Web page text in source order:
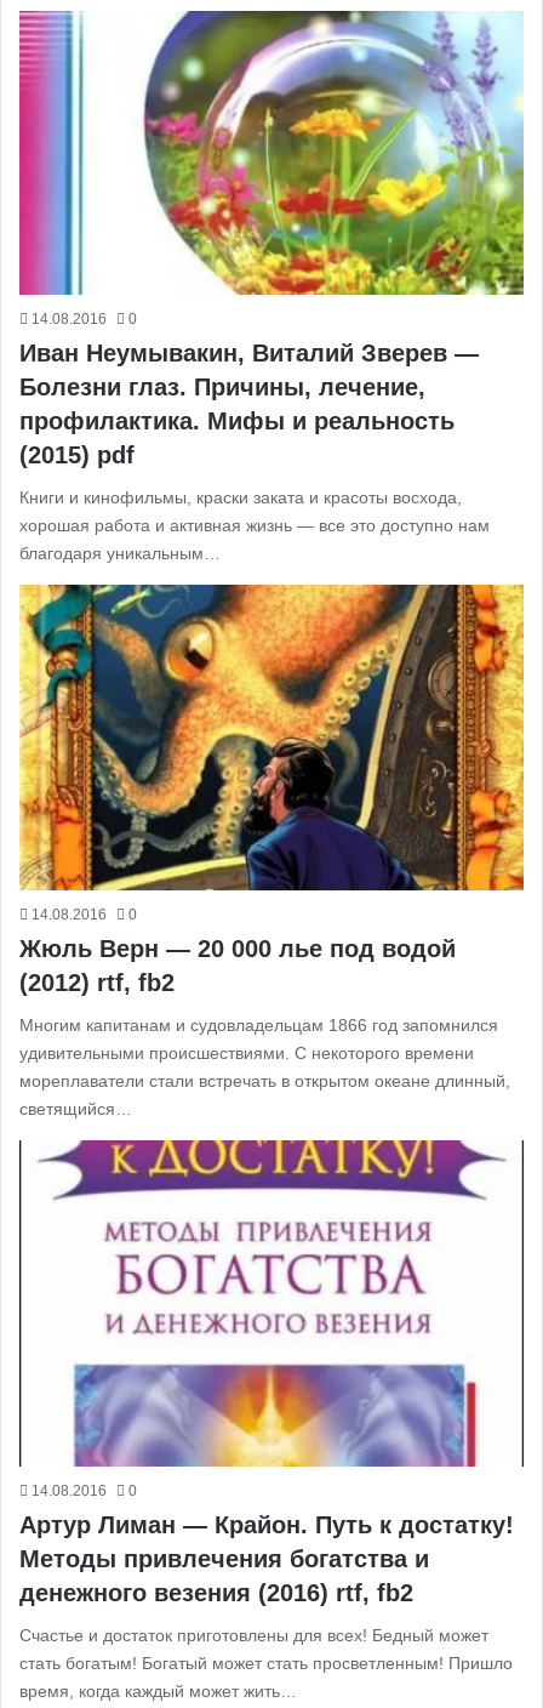
14.08.2016 0
Иван Неумывакин, Виталий Зверев —
Болезни глаз. Причины, лечение,
профилактика. Мифы и реальность
(2015) pdf
Книги и кинофильмы, краски заката и красоты восхода,
хорошая работа и активная жизнь — все это доступно нам
благодаря уникальным…
14.08.2016 0
Жюль Верн — 20 000 лье под водой
(2012) rtf, fb2
Многим капитанам и судовладельцам 1866 год запомнился
удивительными происшествиями. С некоторого времени
мореплаватели стали встречать в открытом океане длинный,
светящийся…
14.08.2016 0
Артур Лиман — Крайон. Путь к достатку!
Методы привлечения богатства и
денежного везения (2016) rtf, fb2
Счастье и достаток приготовлены для всех! Бедный может
стать богатым! Богатый может стать просветленным! Пришло
время, когда каждый может жить…